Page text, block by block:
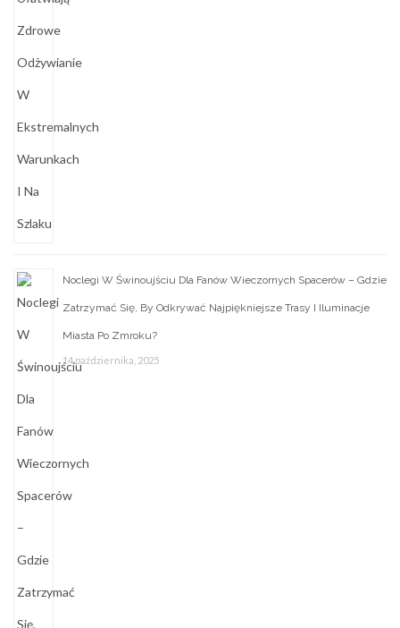
Noclegi W Świnoujściu Dla Fanów Wieczornych Spacerów – Gdzie
Zatrzymać Się, By Odkrywać Najpiękniejsze Trasy I Iluminacje
Miasta Po Zmroku?
14 października, 2025